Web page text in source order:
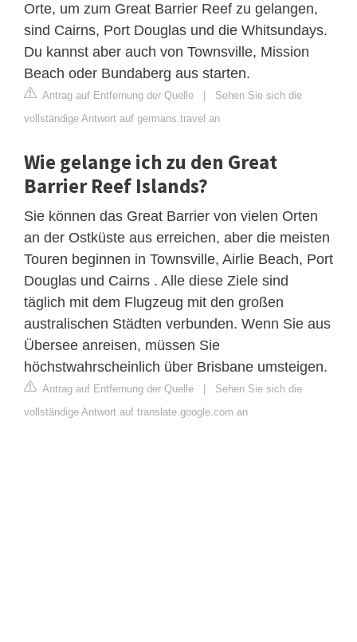
Orte, um zum Great Barrier Reef zu gelangen,
sind Cairns, Port Douglas und die Whitsundays.
Du kannst aber auch von Townsville, Mission
Beach oder Bundaberg aus starten.
Antrag auf Entfernung der Quelle
Sehen Sie sich die
vollständige Antwort auf germans.travel an
Wie gelange ich zu den Great
Barrier Reef Islands?
Sie können das Great Barrier von vielen Orten
an der Ostküste aus erreichen, aber die meisten
Touren beginnen in Townsville, Airlie Beach, Port
Douglas und Cairns . Alle diese Ziele sind
täglich mit dem Flugzeug mit den großen
australischen Städten verbunden. Wenn Sie aus
Übersee anreisen, müssen Sie
höchstwahrscheinlich über Brisbane umsteigen.
Antrag auf Entfernung der Quelle
Sehen Sie sich die
vollständige Antwort auf translate.google.com an